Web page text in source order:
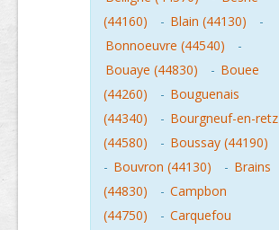
(44160)
- Blain (44130)
-
Bonnoeuvre (44540)
-
Bouaye (44830)
- Bouee
(44260)
- Bouguenais
(44340)
- Bourgneuf-en-retz
(44580)
- Boussay (44190)
- Bouvron (44130) - Brains
(44830)
- Campbon
(44750)
- Carquefou